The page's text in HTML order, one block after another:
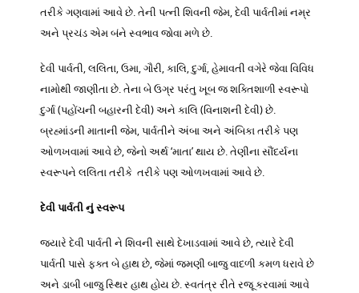
તરીકે ગણવામાં આવે છે. તેની પત્ની શિવની જેમ, દેવી પાર્વતીમાં નમ્ર
અને પ્રચંડ એમ બંને સ્વભાવ જોવા મળે છે.
દેવી પાર્વતી, લલિતા, ઉમા, ગૌરી, કાલિ, દુર્ગા, હેમાવતી વગેરે જેવા વિવિધ
નામોથી જાણીતા છે. તેના બે ઉગ્ર પરંતુ ખૂબ જ શક્તિશાળી સ્વરૂપો
દુર્ગા (પહોંચની બહારની દેવી) અને કાલિ (વિનાશની દેવી) છે.
બ્રહ્માંડની માતાની જેમ, પાર્વતીને અંબા અને અંબિકા તરીકે પણ
ઓળખવામાં આવે છે, જેનો અર્થ ‘માતા’ થાય છે. તેણીના સૌંદર્યના
સ્વરૂપને લલિતા તરીકે તરીકે પણ ઓળખવામાં આવે છે.
દેવી પાર્વતી નું સ્વરૂપ
જ્યારે દેવી પાર્વતી ને શિવની સાથે દેખાડવામાં આવે છે, ત્યારે દેવી
પાર્વતી પાસે ફક્ત બે હાથ છે, જેમાં જમણી બાજુ વાદળી કમળ ધરાવે છે
અને ડાબી બાજુ સ્થિર હાથ હોય છે. સ્વતંત્ર રીતે રજૂ કરવામાં આવે